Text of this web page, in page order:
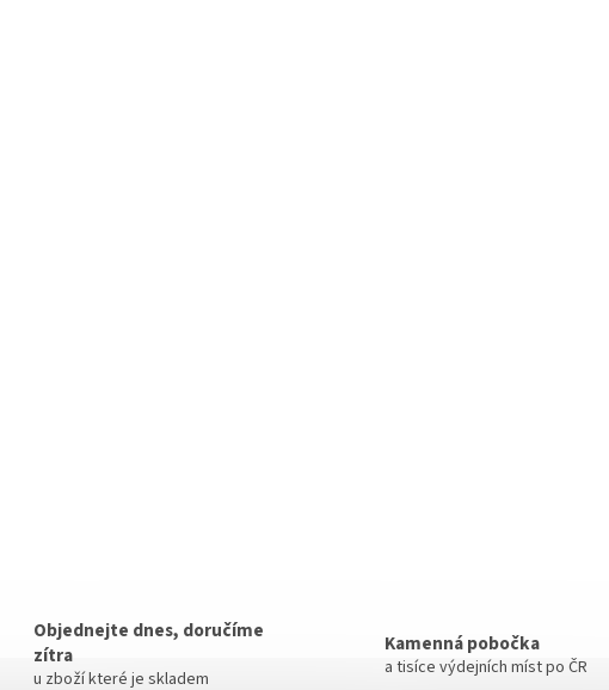
Objednejte dnes, doručíme
zítra
u zboží které je skladem
Kamenná pobočka
a tisíce výdejních míst po ČR